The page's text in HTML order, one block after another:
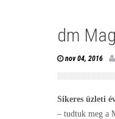
dm
nov 04, 2016
Sikeres üzleti
– tudtuk meg a